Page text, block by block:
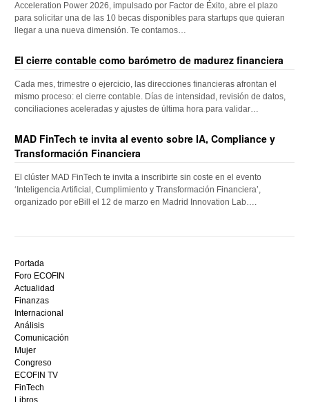
Acceleration Power 2026, impulsado por Factor de Éxito, abre el plazo
para solicitar una de las 10 becas disponibles para startups que quieran
llegar a una nueva dimensión. Te contamos…
El cierre contable como barómetro de madurez financiera
Cada mes, trimestre o ejercicio, las direcciones financieras afrontan el
mismo proceso: el cierre contable. Días de intensidad, revisión de datos,
conciliaciones aceleradas y ajustes de última hora para validar…
MAD FinTech te invita al evento sobre IA, Compliance y
Transformación Financiera
El clúster MAD FinTech te invita a inscribirte sin coste en el evento
‘Inteligencia Artificial, Cumplimiento y Transformación Financiera’,
organizado por eBill el 12 de marzo en Madrid Innovation Lab….
mejor
bono
sin
depósito
casino
en
España,
visita
este
sitio
Portada
Foro ECOFIN
Actualidad
Finanzas
Internacional
Análisis
Comunicación
Mujer
Congreso
ECOFIN TV
FinTech
Libros